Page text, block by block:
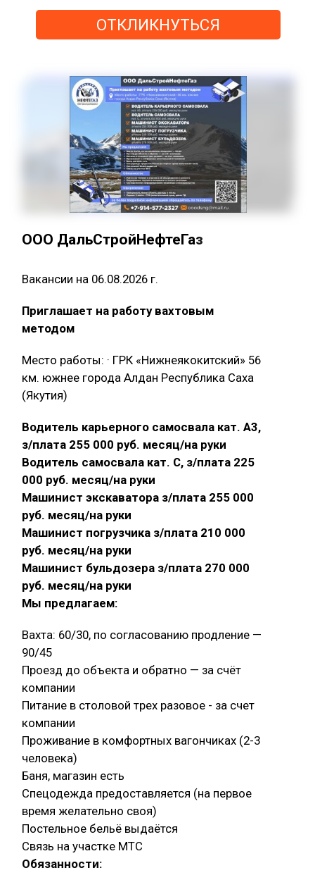
ОТКЛИКНУТЬСЯ
ООО ДальСтройНефтеГаз
Вакансии на 06.08.2026 г.
Приглашает на работу вахтовым
методом
Место работы: · ГРК «Нижнеякокитский» 56
км. южнее города Алдан Республика Саха
(Якутия)
Водитель карьерного самосвала кат. А3,
з/плата 255 000 руб. месяц/на руки
Водитель самосвала кат. С, з/плата 225
000 руб. месяц/на руки
Машинист экскаватора з/плата 255 000
руб. месяц/на руки
Машинист погрузчика з/плата 210 000
руб. месяц/на руки
Машинист бульдозера з/плата 270 000
руб. месяц/на руки
Мы предлагаем:
Вахта: 60/30, по согласованию продление —
90/45
Проезд до объекта и обратно — за счёт
компании
Питание в столовой трех разовое - за счет
компании
Проживание в комфортных вагончиках (2-3
человека)
Баня, магазин есть
Спецодежда предоставляется (на первое
время желательно своя)
Постельное бельё выдаётся
Связь на участке МТС
Обязанности: